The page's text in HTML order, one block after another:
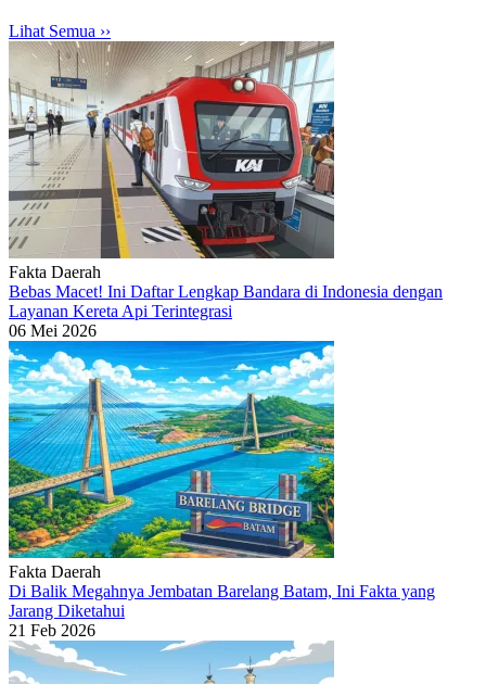
Lihat Semua ››
Fakta Daerah
Bebas Macet! Ini Daftar Lengkap Bandara di Indonesia dengan
Layanan Kereta Api Terintegrasi
06 Mei 2026
Fakta Daerah
Di Balik Megahnya Jembatan Barelang Batam, Ini Fakta yang
Jarang Diketahui
21 Feb 2026